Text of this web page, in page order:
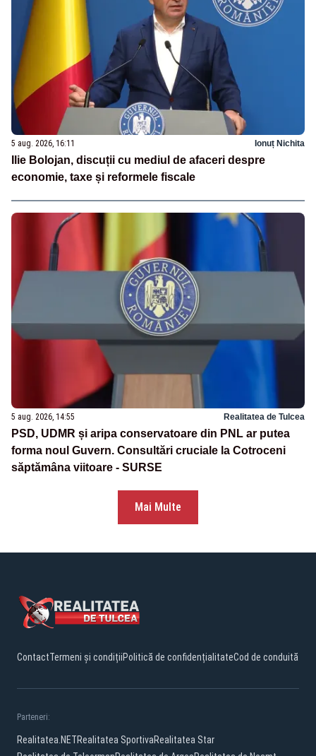
5 aug. 2026, 16:11 Ionuț Nichita
Ilie Bolojan, discuții cu mediul de afaceri despre
economie, taxe și reformele fiscale
5 aug. 2026, 14:55 Realitatea de Tulcea
PSD, UDMR și aripa conservatoare din PNL ar putea
forma noul Guvern. Consultări cruciale la Cotroceni
săptămâna viitoare - SURSE
Mai Multe
ContactTermeni și condițiiPolitică de confidențialitateCod de conduită
Parteneri:
Realitatea.NETRealitatea SportivaRealitatea Star